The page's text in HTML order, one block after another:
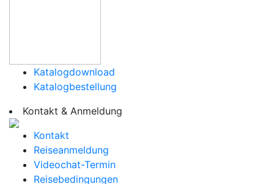
Katalogdownload
Katalogbestellung
Kontakt & Anmeldung
Kontakt
Reiseanmeldung
Videochat-Termin
Reisebedingungen